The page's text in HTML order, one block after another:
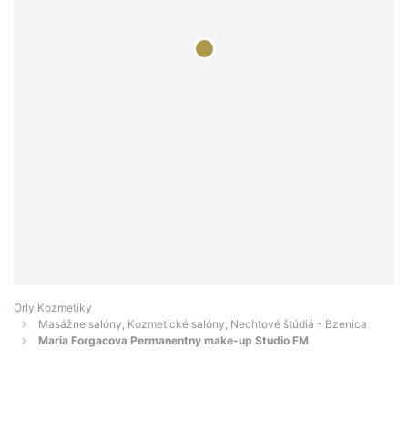
Orly Kozmetiky
Masážne salóny, Kozmetické salóny, Nechtové štúdiá - Bzenica
Maria Forgacova Permanentny make-up Studio FM